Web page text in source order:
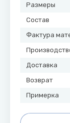
Размеры
Состав
Фактура
Доставка
Возврат
Примерка